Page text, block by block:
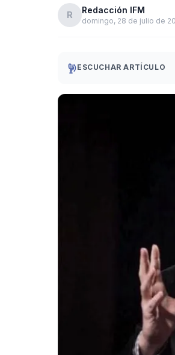
R Redacción IFM
domingo, 28 de julio de
ESCUCHAR ARTÍCULO